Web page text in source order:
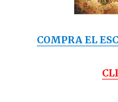
COMPRA EL